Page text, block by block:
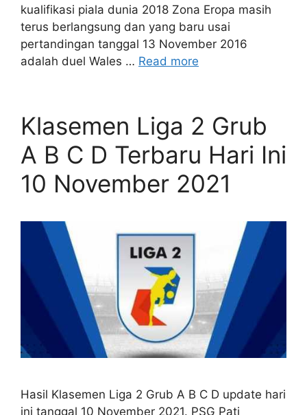
kualifikasi piala dunia 2018 Zona Eropa masih
terus berlangsung dan yang baru usai
pertandingan tanggal 13 November 2016
adalah duel Wales … Read more
Klasemen Liga 2 Grub
A B C D Terbaru Hari Ini
10 November 2021
Hasil Klasemen Liga 2 Grub A B C D update hari
ini tanggal 10 November 2021. PSG Pati